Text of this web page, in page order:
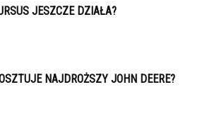
JESZCZE DZIAŁA?
NAJDROŻSZY JOHN DEERE?